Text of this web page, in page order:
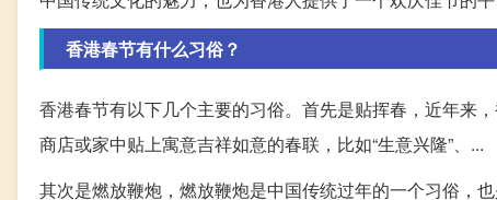
香港春节有什么习俗？
香港春节有以下几个主要的习俗。首先是贴挥春，近年来
商店或家中贴上寓意吉祥如意的春联，比如“生意兴隆”、...
其次是燃放鞭炮，燃放鞭炮是中国传统过年的一个习俗，